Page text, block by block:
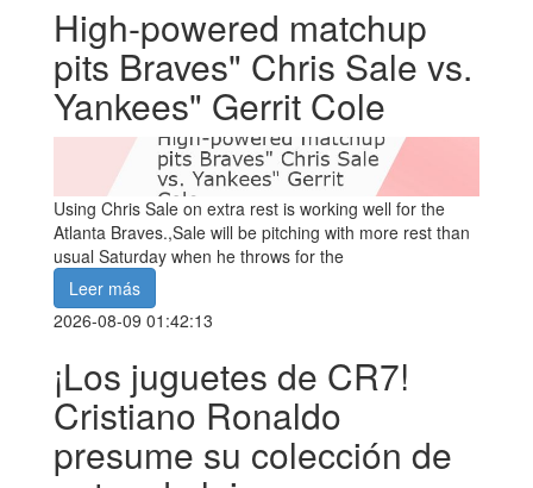
High-powered matchup
pits Braves" Chris Sale vs.
Yankees" Gerrit Cole
Using Chris Sale on extra rest is working well for the
Atlanta Braves.,Sale will be pitching with more rest than
usual Saturday when he throws for the
Leer más
2026-08-09 01:42:13
¡Los juguetes de CR7!
Cristiano Ronaldo
presume su colección de